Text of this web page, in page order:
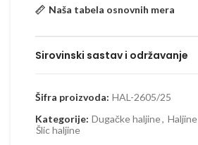
Naša tabela osnovnih mera
Sirovinski sastav i održavanje
Šifra proizvoda: HAL-2605/25
Kategorije: Dugačke haljine, Haljine
Šlic haljine